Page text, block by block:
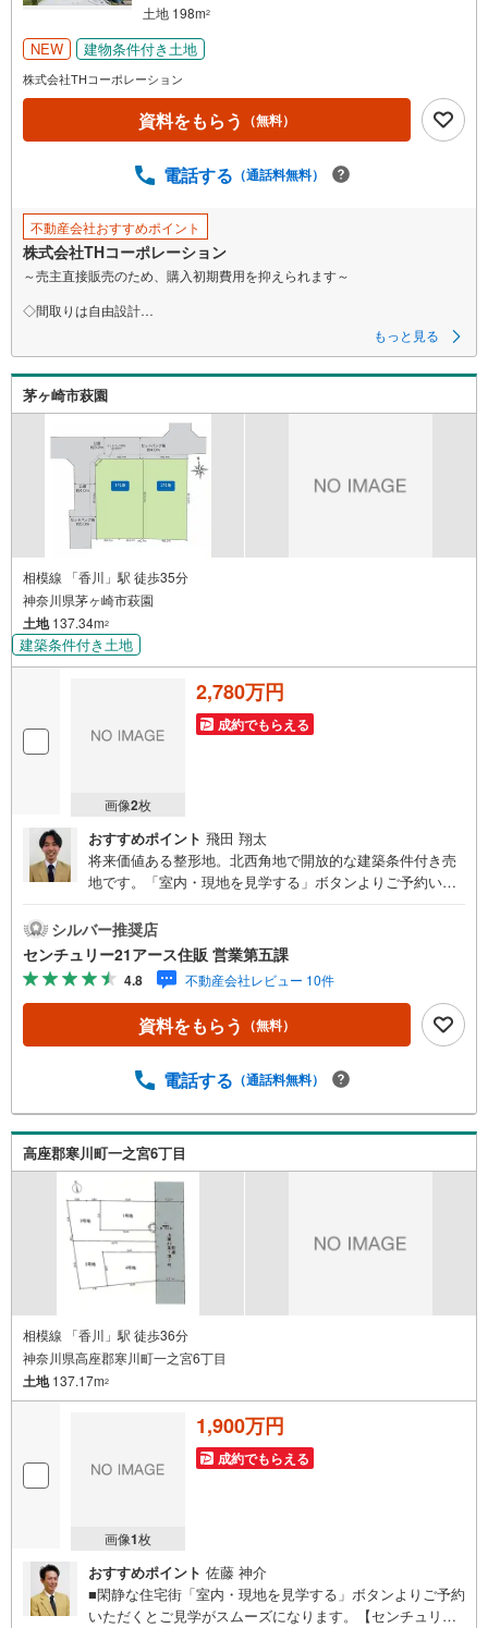
土地 198m2
NEW 建物条件付き土地
株式会社THコーポレーション
資料をもらう （無料）
電話する （通話料無料）
不動産会社おすすめポイント
株式会社THコーポレーション
～売主直接販売のため、購入初期費用を抑えられます～
◇間取りは自由設計
【当日見学も相談可】まずは資料だけ、現地待ち合わせのご案内も大歓迎
です♪
▼ 弊社売主・限定物件も多数あり ▼
・エリア特化の豊富な実績！自社物件も多数取扱あり
・地域密着の豊富な情報量で住まい探しをサポート！
・見学や資料請求はお気軽にどうぞ♪
▼ 他社掲載の物件もまとめてご紹介可 ▼
・効率よく複数を比較見学したい方、お任せください！
・ワンストップで比較検討！資金計画から丁寧に対応します。
▼ まずは話を聞いてみたい方も歓迎 ▼
・資金計画や住宅ローンのご相談のみでもお気軽に♪
▼ しつこい営業はいたしません ▼
・気になること、まずはメールでのお問い合わせでも結構です。
・お気軽にご相談ください！
ーーーーーーーーーーーーーーーーーーーーーーーーーー
ご質問、ご見学希望、資料請求など、まずはお気軽にお問い合わせくださ
い♪
もっと見る
茅ヶ崎市萩園
相模線 「香川」駅 徒歩35分
神奈川県茅ヶ崎市萩園
土地137.34m2
建築条件付き土地
画像2枚
2,780万円
成約でもらえる
おすすめポイント 飛田 翔太
将来価値ある整形地。北西角地で開放的な建築条件付き売
地です。「室内・現地を見学する」ボタンよりご予約いた
ース住販のポイント】◆センチュリオン獲得店舗◆全国約9
70店舗あるセンチュリー21のお店。その中でも、アメリカ
本部が設ける一定基準を満たした、上位4％しか受賞できな
い賞。それが「センチュリオン」です。弊社はそのセンチ
ュリオンを2002年から欠かすことなく取り続けておりま
す。◆住宅ローン相談会◆お客様にあった無理のない住宅
っております。人生最大のお買い物になりますので、しっ
遇金利にこだわる◆大きな金額を長期間で返済する住宅ロ
ーンは優遇金利が0.1％変わるだけで、支払い総額に大きな
変化が生じます。取引の多い弊社は金融機関の特色、傾
向、トレンドを熟知しておりますので、お客様のニーズに
あった金融機関をご紹介させて頂きます。
シルバー推奨店
センチュリー21アース住販 営業第五課
4.8 不動産会社レビュー 10件
資料をもらう （無料）
電話する （通話料無料）
高座郡寒川町一之宮6丁目
相模線 「香川」駅 徒歩36分
神奈川県高座郡寒川町一之宮6丁目
土地137.17m2
画像1枚
1,900万円
成約でもらえる
おすすめポイント 佐藤 神介
■閑静な住宅街「室内・現地を見学する」ボタンよりご予約
いただくとご見学がスムーズになります。【センチュリー2